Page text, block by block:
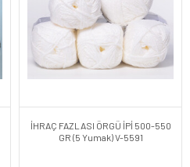
İHRAÇ FAZLASI ÖRGÜ İPİ 500-550
GR (5 Yumak) V-5591